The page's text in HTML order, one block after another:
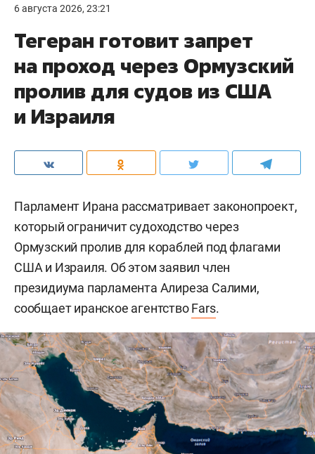
6 августа 2026, 23:21
Тегеран готовит запрет
на проход через Ормузский
пролив для судов из США
и Израиля
Парламент Ирана рассматривает законопроект,
который ограничит судоходство через
Ормузский пролив для кораблей под флагами
США и Израиля. Об этом заявил член
президиума парламента Алиреза Салими,
сообщает иранское агентствоFars.